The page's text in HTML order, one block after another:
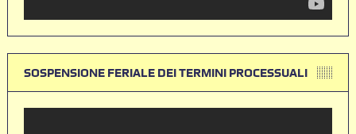
SOSPENSIONE FERIALE DEI TERMINI PROCESSUALI